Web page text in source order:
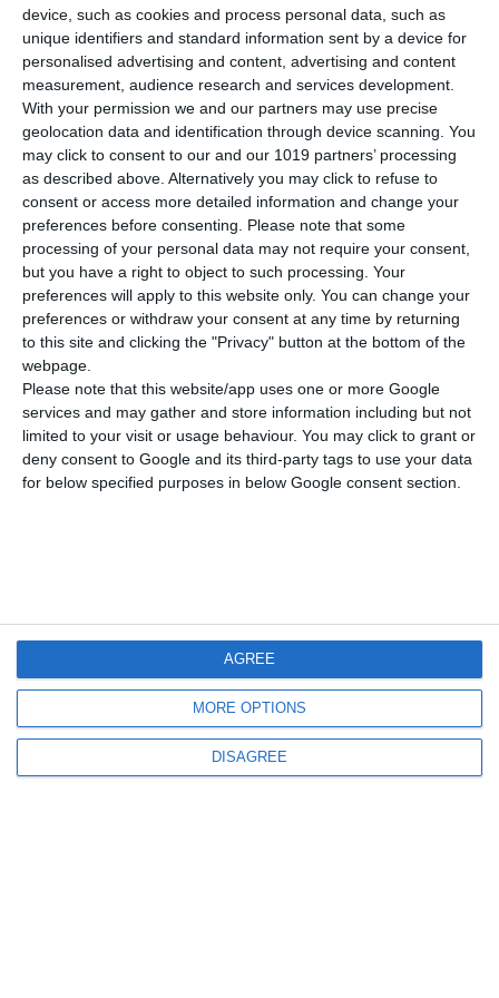
device, such as cookies and process personal data, such as
unique identifiers and standard information sent by a device for
personalised advertising and content, advertising and content
measurement, audience research and services development.
With your permission we and our partners may use precise
geolocation data and identification through device scanning. You
may click to consent to our and our 1019 partners’ processing
as described above. Alternatively you may click to refuse to
consent or access more detailed information and change your
preferences before consenting.
Please note that some
processing of your personal data may not require your consent,
but you have a right to object to such processing. Your
preferences will apply to this website only. You can change your
preferences or withdraw your consent at any time by returning
to this site and clicking the "Privacy" button at the bottom of the
webpage.
Please note that this website/app uses one or more Google
services and may gather and store information including but not
limited to your visit or usage behaviour. You may click to grant or
deny consent to Google and its third-party tags to use your data
for below specified purposes in below Google consent section.
MORE OPTIONS
DISAGREE
AGREE
Newsletter
Διάβασα και αποδέχομαι τους
Μενού
Ο λογαριασμός μου
info@steinadlerverlag.com